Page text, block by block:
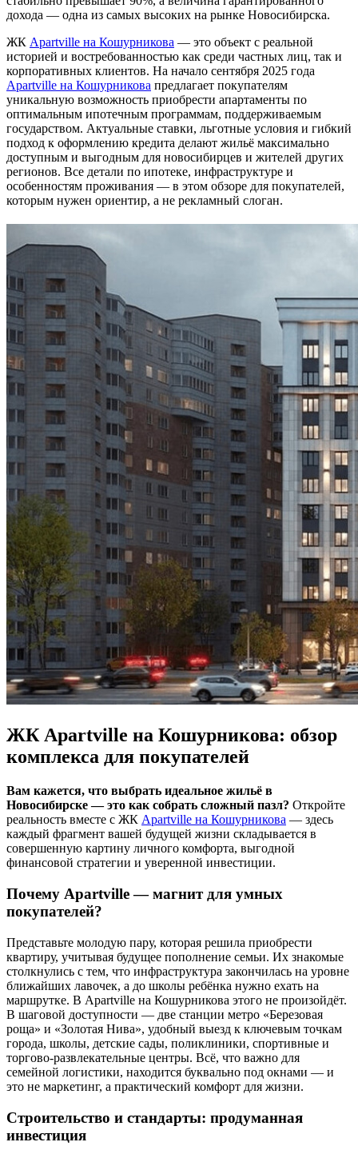
дохода — одна из самых высоких на рынке Новосибирска.
ЖК Apartville на Кошурникова — это объект с реальной
историей и востребованностью как среди частных лиц, так и
корпоративных клиентов. На начало сентября 2025 года
Apartville на Кошурникова предлагает покупателям
уникальную возможность приобрести апартаменты по
оптимальным ипотечным программам, поддерживаемым
государством. Актуальные ставки, льготные условия и гибкий
подход к оформлению кредита делают жильё максимально
доступным и выгодным для новосибирцев и жителей других
регионов. Все детали по ипотеке, инфраструктуре и
особенностям проживания — в этом обзоре для покупателей,
которым нужен ориентир, а не рекламный слоган.
ЖК Apartville на Кошурникова: обзор
комплекса для покупателей
Вам кажется, что выбрать идеальное жильё в
Новосибирске — это как собрать сложный пазл? Откройте
реальность вместе с ЖК Apartville на Кошурникова — здесь
каждый фрагмент вашей будущей жизни складывается в
совершенную картину личного комфорта, выгодной
финансовой стратегии и уверенной инвестиции.
Почему Apartville — магнит для умных
покупателей?
Представьте молодую пару, которая решила приобрести
квартиру, учитывая будущее пополнение семьи. Их знакомые
столкнулись с тем, что инфраструктура закончилась на уровне
ближайших лавочек, а до школы ребёнка нужно ехать на
маршрутке. В Apartville на Кошурникова этого не произойдёт.
В шаговой доступности — две станции метро «Березовая
роща» и «Золотая Нива», удобный выезд к ключевым точкам
города, школы, детские сады, поликлиники, спортивные и
торгово-развлекательные центры. Всё, что важно для
семейной логистики, находится буквально под окнами — и
это не маркетинг, а практический комфорт для жизни.
Строительство и стандарты: продуманная
инвестиция